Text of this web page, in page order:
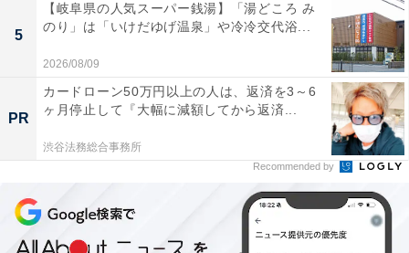
【今日チェックしたい】Jackeryの人気商品5選
Jackery「1000 New」
5
【岐阜県の人気スーパー銭湯】「湯どころ み
のり」は「いけだゆげ温泉」や冷冷交代浴...
2026/08/09
PR
カードローン50万円以上の人は、返済を3～6
ヶ月停止して『大幅に減額してから返済...
渋谷法務総合事務所
Recommended by